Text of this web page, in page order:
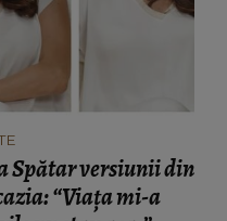
Spătar versiunii din
“Viața mi-a